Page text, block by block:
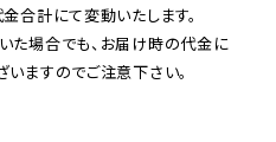
た場合でも、お届け時の代金に
ますのでご注意下さい。